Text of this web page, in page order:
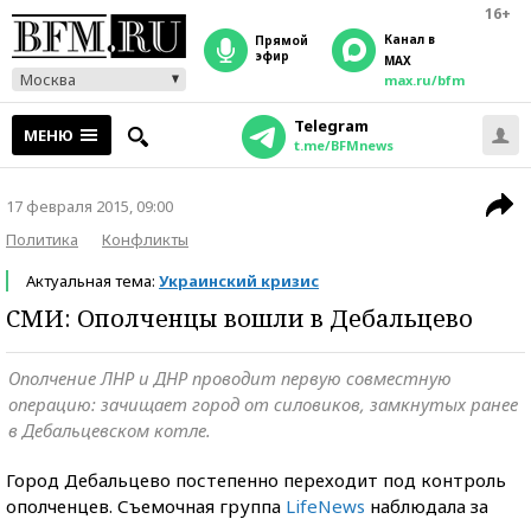
16+
Москва
прямой
эфир
Канал в
MAX
max.ru/bfm
МЕНЮ Telegram
t.me/BFMnews
17 февраля 2015, 09:00
Политика
Конфликты
Актуальная тема: Украинский кризис
СМИ: Ополченцы вошли в Дебальцево
Ополчение ЛНР и ДНР проводит первую совместную
операцию: зачищает город от силовиков, замкнутых ранее
в Дебальцевском котле.
Город Дебальцево постепенно переходит под контроль
ополченцев. Съемочная группа LifeNews наблюдала за